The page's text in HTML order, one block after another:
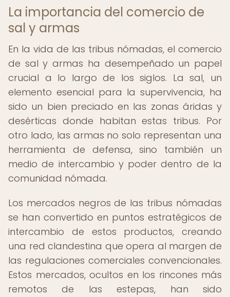
La importancia del comercio de
sal y armas
En la vida de las tribus nómadas, el comercio
de sal y armas ha desempeñado un papel
crucial a lo largo de los siglos. La sal, un
elemento esencial para la supervivencia, ha
sido un bien preciado en las zonas áridas y
desérticas donde habitan estas tribus. Por
otro lado, las armas no solo representan una
herramienta de defensa, sino también un
medio de intercambio y poder dentro de la
comunidad nómada.
Los mercados negros de las tribus nómadas
se han convertido en puntos estratégicos de
intercambio de estos productos, creando
una red clandestina que opera al margen de
las regulaciones comerciales convencionales.
Estos mercados, ocultos en los rincones más
remotos de las estepas, han sido